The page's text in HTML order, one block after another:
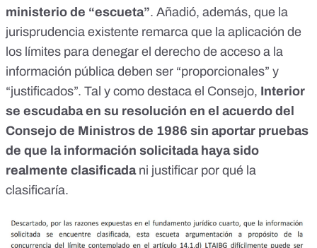
ministerio de “escueta”. Añadió, además, que la
jurisprudencia existente remarca que la aplicación de
los límites para denegar el derecho de acceso a la
información pública deben ser “proporcionales” y
“justificados”. Tal y como destaca el Consejo, Interior
se escudaba en su resolución en el acuerdo del
Consejo de Ministros de 1986 sin aportar pruebas
de que la información solicitada haya sido
realmente clasificadani justificar por qué la
clasificaría.